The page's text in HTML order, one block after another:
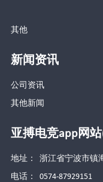
其他
新闻资讯
公司资讯
其他新闻
亚搏电竞app网
地址： 浙江省宁波市镇
电话： 0574-87929151